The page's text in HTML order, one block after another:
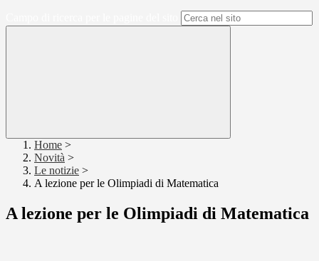
Home >
Novità >
Le notizie >
A lezione per le Olimpiadi di Matematica
A lezione per le Olimpiadi di Matematica